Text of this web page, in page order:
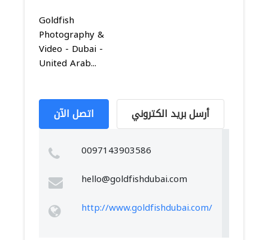
Goldfish
Photography &
Video - Dubai -
United Arab...
اتصل الآن أرسل بريد الكتروني
0097143903586
hello@goldfishdubai.com
http://www.goldfishdubai.com/